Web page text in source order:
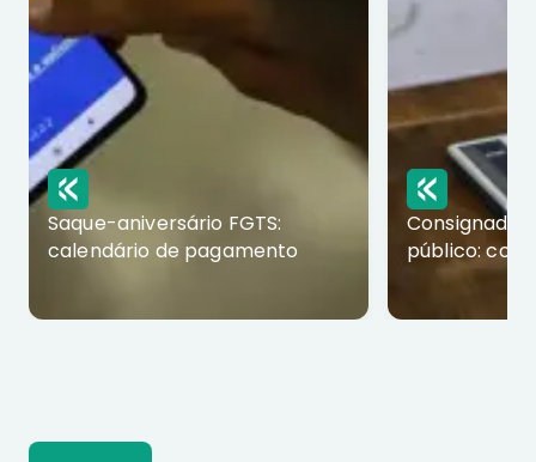
Saque-aniversário FGTS:
calendário de pagamento
Consignado
público: